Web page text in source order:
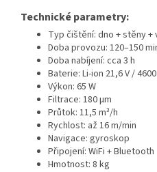
Technické parametry:
Typ čištění: dno + stěny +
Doba provozu: 120–150
Doba nabíjení: cca 3 h
Baterie: Li-ion 21,6 V /
Výkon: 65 W
Filtrace: 180 μm
Průtok: 11,5 m³/h
Rychlost: až 16 m/min
Navigace: gyroskop
Připojení: WiFi + Bluetooth
Hmotnost: 8 kg